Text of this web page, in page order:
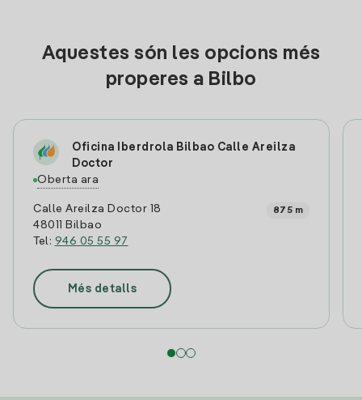
Aquestes són les opcions més
properes a Bilbo
Oficina Iberdrola Bilbao Calle Areilza
Doctor
Oberta ara
Calle Areilza Doctor 18
48011 Bilbao
Tel: 946 05 55 97
875 m
Més detalls